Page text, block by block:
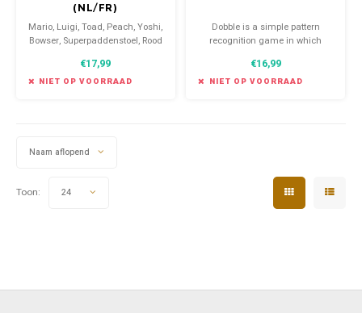
(NL/FR)
Mario, Luigi, Toad, Peach, Yoshi,
Bowser, Superpaddenstoel, Rood
karakters en voorwerpen uit de
beroemde Super Mario game op
€17,99
NIET OP VOORRAAD
Dobble is a simple pattern
recognition game in which
shown on two cards.
€16,99
NIET OP VOORRAAD
Naam aflopend
Toon: 24